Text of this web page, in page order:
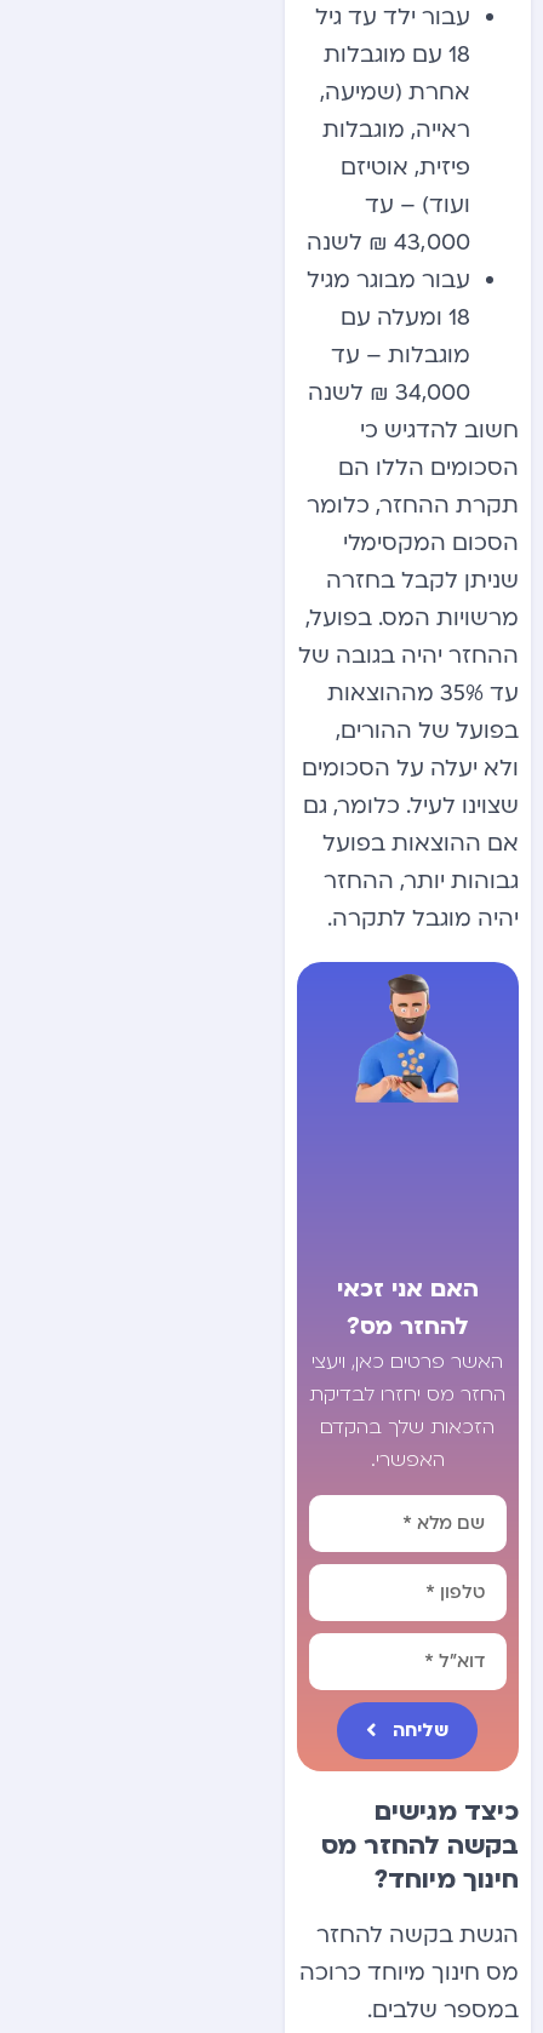
עבור ילד עד גיל
18 עם מוגבלות
אחרת (שמיעה,
ראייה, מוגבלות
פיזית, אוטיזם
ועוד) – עד
43,000 ₪ לשנה
עבור מבוגר מגיל
18 ומעלה עם
מוגבלות – עד
34,000 ₪ לשנה
חשוב להדגיש כי
הסכומים הללו הם
תקרת ההחזר, כלומר
הסכום המקסימלי
שניתן לקבל בחזרה
מרשויות המס. בפועל,
ההחזר יהיה בגובה של
עד 35% מההוצאות
בפועל של ההורים,
ולא יעלה על הסכומים
שצוינו לעיל. כלומר, גם
אם ההוצאות בפועל
גבוהות יותר, ההחזר
יהיה מוגבל לתקרה.
האם אני זכאי
להחזר מס?
האשר פרטים כאן, ויעצי
החזר מס יחזרו לבדיקת
הזכאות שלך בהקדם
האפשרי.
שליחה
Alternative:
כיצד מגישים
בקשה להחזר מס
חינוך מיוחד?
הגשת בקשה להחזר
מס חינוך מיוחד כרוכה
במספר שלבים.